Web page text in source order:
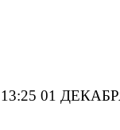
13:25 01